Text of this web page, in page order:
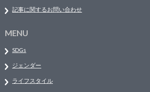
記事に関するお問い合わせ
MENU
SDGs
ジェンダー
ライフスタイル